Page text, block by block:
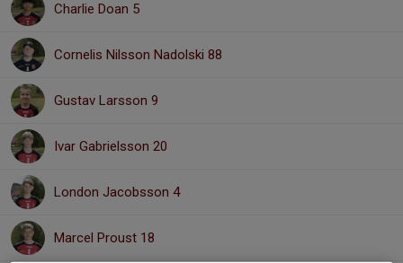
Charlie Doan 5
Cornelis Nilsson Nadolski 88
Gustav Larsson 9
Ivar Gabrielsson 20
London Jacobsson 4
Marcel Proust 18